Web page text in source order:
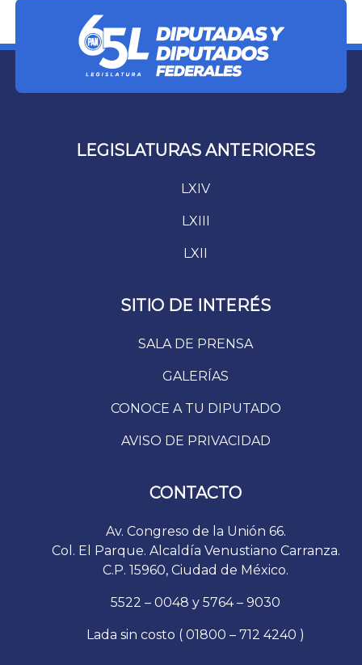
LEGISLATURAS ANTERIORES
LXIV
LXIII
LXII
SITIO DE INTERÉS
SALA DE PRENSA
GALERÍAS
CONOCE A TU DIPUTADO
AVISO DE PRIVACIDAD
CONTACTO
Av. Congreso de la Unión 66.
Col. El Parque. Alcaldía Venustiano Carranza.
C.P. 15960, Ciudad de México.
5522 – 0048 y 5764 – 9030
Lada sin costo ( 01800 – 712 4240 )